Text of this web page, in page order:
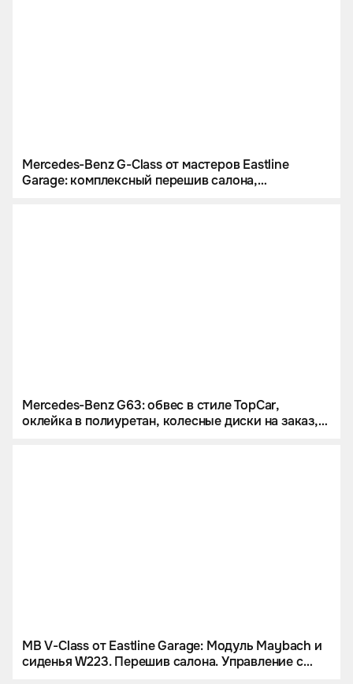
Mercedes-Benz G-Class от мастеров Eastline
Garage: комплексный перешив салона,
Mercedes-Benz G63: обвес в стиле TopCar,
оклейка в полиуретан, колесные диски на заказ,
MB V-Class от Eastline Garage: Модуль Maybach и
сиденья W223. Перешив салона. Управление с